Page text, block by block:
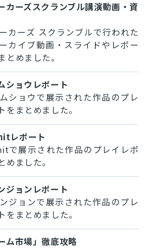
カーズスクランブル講演動画・資
カーズ スクランブルで行われた
カイブ動画・スライドやレポー
とめました。
ショウレポート
ショウで展示された作品のプレ
をまとめました。
レポート
で展示された作品のプレイレポ
めました。
ジョンレポート
ジョンで展示された作品のプレ
をまとめました。
ム市場」徹底攻略